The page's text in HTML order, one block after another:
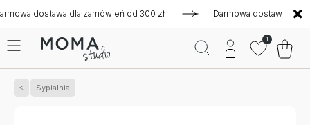
dostawa dla zamówień od 300 zł Darmowa dostawa dla
1
Sypialnia